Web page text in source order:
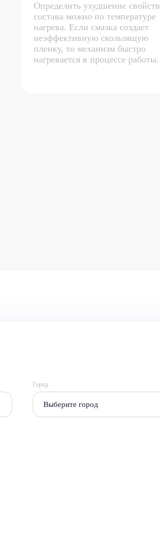
Определить ухудшение свойств
состава можно по температуре
нагрева. Если смазка создает
неэффективную скользящую
пленку, то механизм быстро
нагревается в процессе работы.
Город
Выберите город